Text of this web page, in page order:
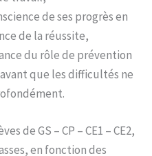
de ses progrès en
de la réussite,
du rôle de prévention
que les difficultés ne
de GS – CP – CE1 – CE2,
en fonction des